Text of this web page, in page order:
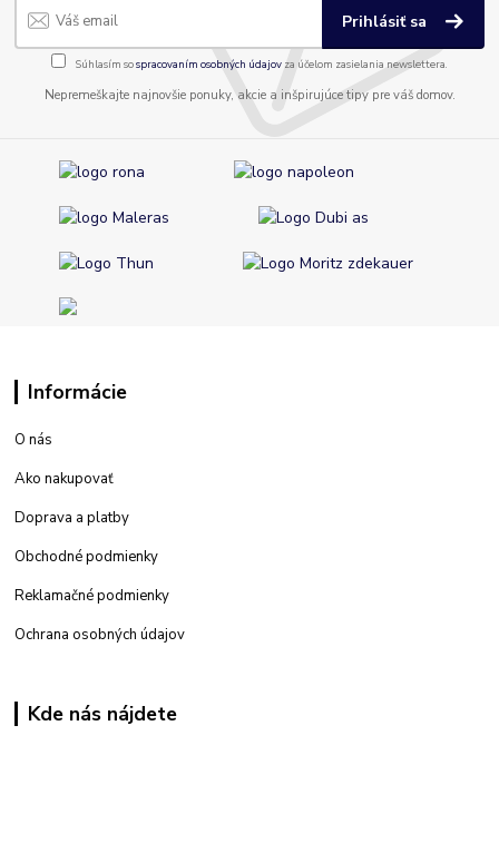
Prihlásiť sa
Súhlasím sospracovaním osobných údajov za účelom zasielania newslettera.
Nepremeškajte najnovšie ponuky, akcie a inšpirujúce tipy pre váš domov.
Informácie
O nás
Ako nakupovať
Doprava a platby
Obchodné podmienky
Reklamačné podmienky
Ochrana osobných údajov
Kde nás nájdete